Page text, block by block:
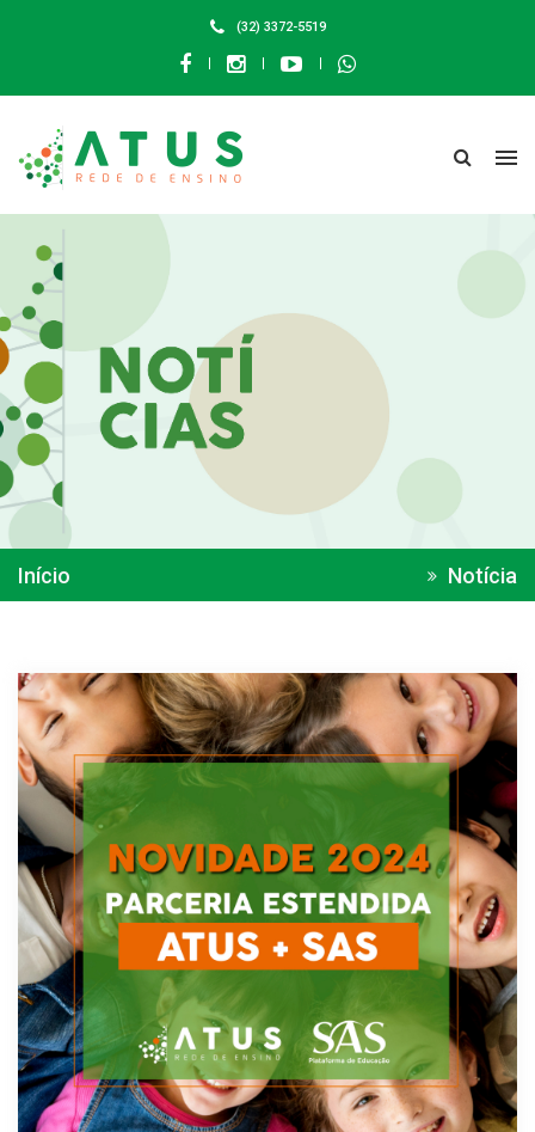
(32) 3372-5519
Início Notícia